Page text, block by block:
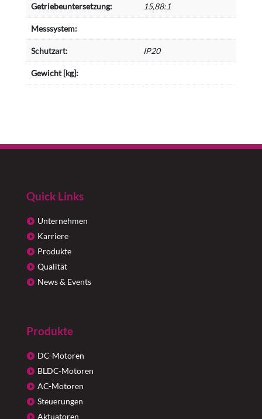
Getriebeuntersetzung: 15,88:1
Messsystem:
Schutzart: IP20
Gewicht [kg]:
Quick Links
Unternehmen
Karriere
Produkte
Qualität
News & Events
Produkte
DC-Motoren
BLDC-Motoren
AC-Motoren
Steuerungen
Aktuatoren